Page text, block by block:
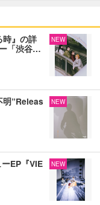
時』の詳
「渋谷…
NEW
明”Releas
NEW
EP『VIE
NEW